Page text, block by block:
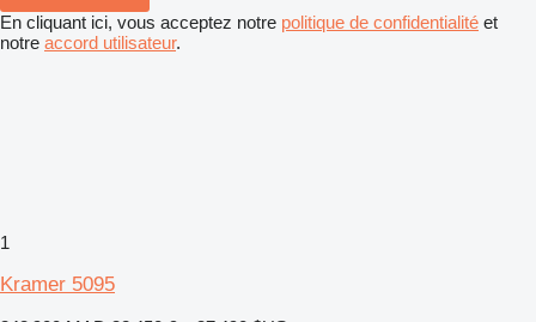
En cliquant ici, vous acceptez notre politique de confidentialité et
notre accord utilisateur.
1
Kramer 5095